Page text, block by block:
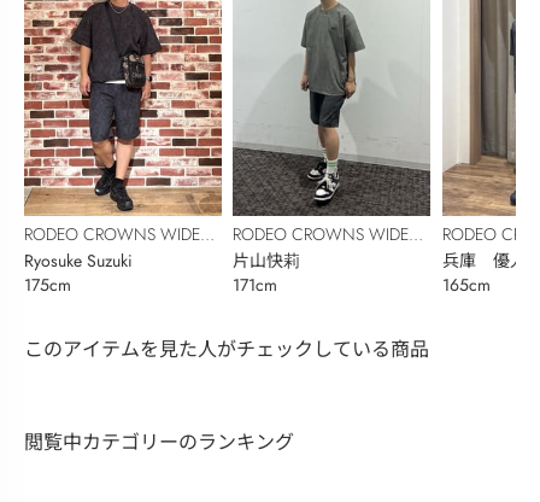
RODEO CROWNS WIDE
BOWL
Ryosuke Suzuki
175cm
RODEO CROWNS WIDE
BOWL
片山快莉
171cm
RODEO
BOWL
兵庫 優人
165cm
このアイテムを見た人がチェックしている商品
閲覧中カテゴリーのランキング